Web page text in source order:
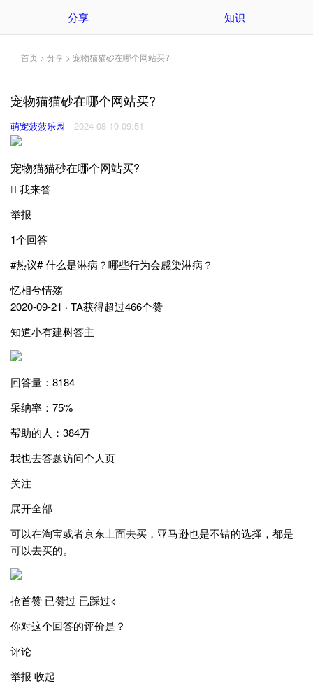
分享 知识
首页 > 分享 > 宠物猫猫砂在哪个网站买?
宠物猫猫砂在哪个网站买?
萌宠菠菠乐园 2024-08-10 09:51
宠物猫猫砂在哪个网站买?
 我来答
举报
1个回答
#热议# 什么是淋病？哪些行为会感染淋病？
忆相兮情殇
2020-09-21 · TA获得超过466个赞
知道小有建树答主
回答量：8184
采纳率：75%
帮助的人：384万
我也去答题访问个人页
关注
展开全部
可以在淘宝或者京东上面去买，亚马逊也是不错的选择，都是
可以去买的。
抢首赞 已赞过 已踩过<
你对这个回答的评价是？
评论
举报 收起